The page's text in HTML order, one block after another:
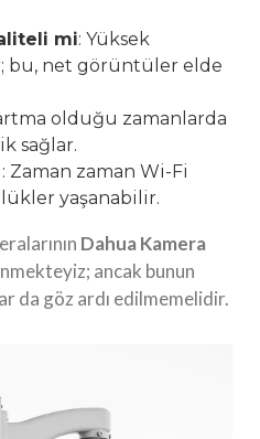
mi: Yüksek
bu, net görüntüler elde
olduğu zamanlarda
sağlar.
Zaman zaman Wi-Fi
yaşanabilir.
Dahua Kamera
ancak bunun
da göz ardı edilmemelidir.